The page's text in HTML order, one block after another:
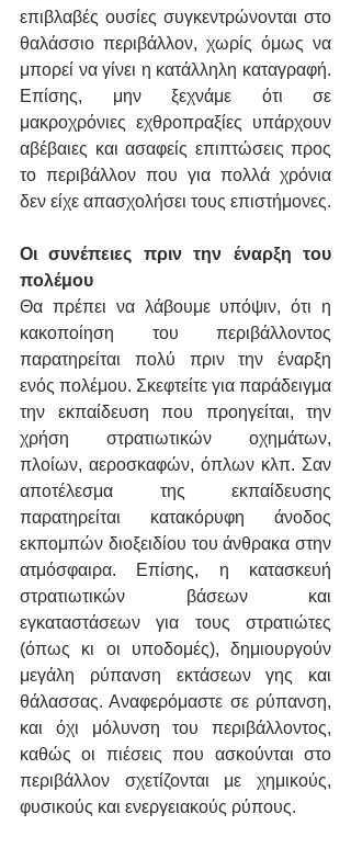
επιβλαβές ουσίες συγκεντρώνονται στο
θαλάσσιο περιβάλλον, χωρίς όμως να
μπορεί να γίνει η κατάλληλη καταγραφή.
Επίσης, μην ξεχνάμε ότι σε
μακροχρόνιες εχθροπραξίες υπάρχουν
αβέβαιες και ασαφείς επιπτώσεις προς
το περιβάλλον που για πολλά χρόνια
δεν είχε απασχολήσει τους επιστήμονες.
Οι συνέπειες πριν την έναρξη του
πολέμου
Θα πρέπει να λάβουμε υπόψιν, ότι η
κακοποίηση του περιβάλλοντος
παρατηρείται πολύ πριν την έναρξη
ενός πολέμου. Σκεφτείτε για παράδειγμα
την εκπαίδευση που προηγείται, την
χρήση στρατιωτικών οχημάτων,
πλοίων, αεροσκαφών, όπλων κλπ. Σαν
αποτέλεσμα της εκπαίδευσης
παρατηρείται κατακόρυφη άνοδος
εκπομπών διοξειδίου του άνθρακα στην
ατμόσφαιρα. Επίσης, η κατασκευή
στρατιωτικών βάσεων και
εγκαταστάσεων για τους στρατιώτες
(όπως κι οι υποδομές), δημιουργούν
μεγάλη ρύπανση εκτάσεων γης και
θάλασσας. Αναφερόμαστε σε ρύπανση,
και όχι μόλυνση του περιβάλλοντος,
καθώς οι πιέσεις που ασκούνται στο
περιβάλλον σχετίζονται με χημικούς,
φυσικούς και ενεργειακούς ρύπους.